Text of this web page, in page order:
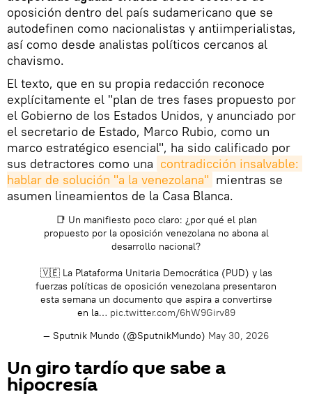
oposición dentro del país sudamericano que se
autodefinen como nacionalistas y antiimperialistas,
así como desde analistas políticos cercanos al
chavismo.
El texto, que en su propia redacción reconoce
explícitamente el "plan de tres fases propuesto por
el Gobierno de los Estados Unidos, y anunciado por
el secretario de Estado, Marco Rubio, como un
marco estratégico esencial", ha sido calificado por
sus detractores como una contradicción insalvable:
hablar de solución "a la venezolana" mientras se
asumen lineamientos de la Casa Blanca.
📑 Un manifiesto poco claro: ¿por qué el plan
propuesto por la oposición venezolana no abona al
desarrollo nacional?
🇻🇪 La Plataforma Unitaria Democrática (PUD) y las
fuerzas políticas de oposición venezolana presentaron
esta semana un documento que aspira a convertirse
en la… pic.twitter.com/6hW9Girv89
— Sputnik Mundo (@SputnikMundo) May 30, 2026
Un giro tardío que sabe a
hipocresía